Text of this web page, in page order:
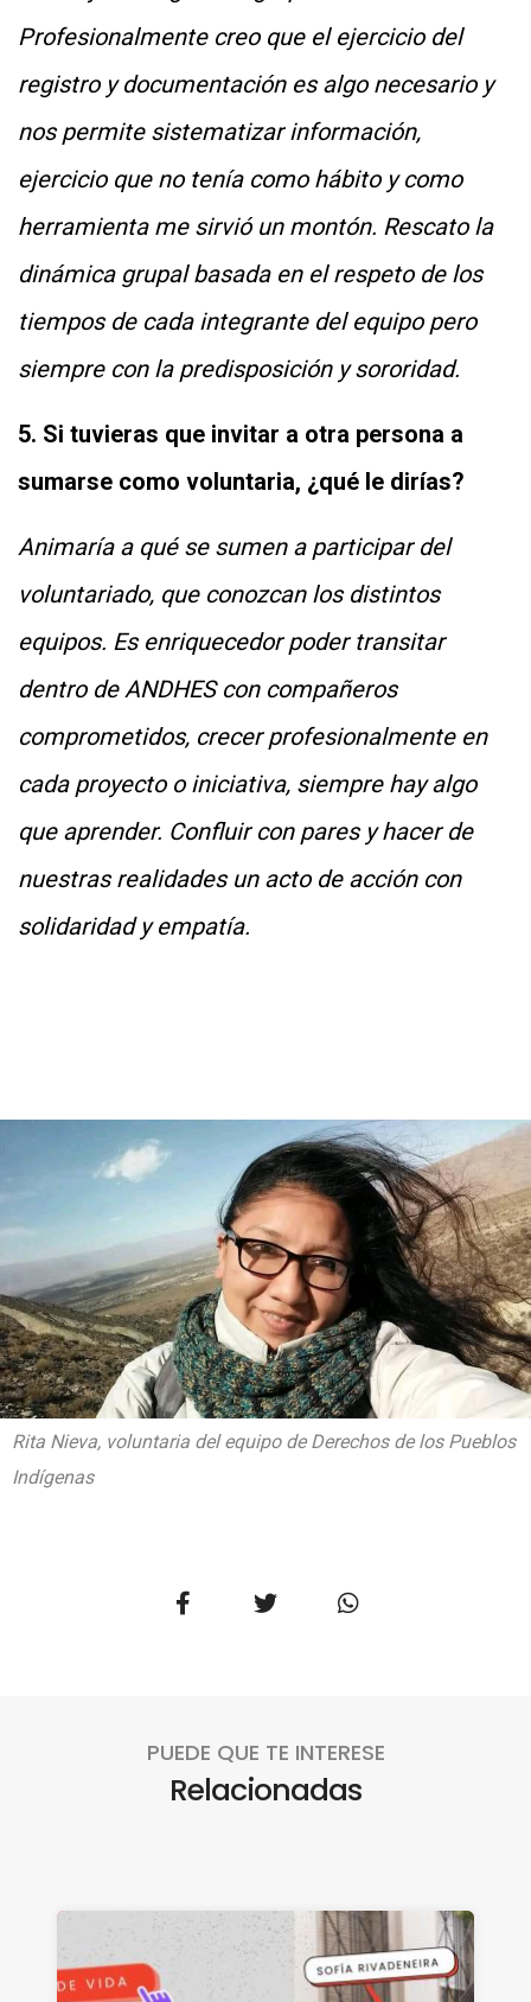
Profesionalmente creo que el ejercicio del
registro y documentación es algo necesario y
nos permite sistematizar información,
ejercicio que no tenía como hábito y como
herramienta me sirvió un montón. Rescato la
dinámica grupal basada en el respeto de los
tiempos de cada integrante del equipo pero
siempre con la predisposición y sororidad.
5. Si tuvieras que invitar a otra persona a
sumarse como voluntaria, ¿qué le dirías?
Animaría a qué se sumen a participar del
voluntariado, que conozcan los distintos
equipos. Es enriquecedor poder transitar
dentro de ANDHES con compañeros
comprometidos, crecer profesionalmente en
cada proyecto o iniciativa, siempre hay algo
que aprender. Confluir con pares y hacer de
nuestras realidades un acto de acción con
solidaridad y empatía.
Rita Nieva, voluntaria del equipo de Derechos de los Pueblos
Indígenas
PUEDE QUE TE INTERESE
Relacionadas